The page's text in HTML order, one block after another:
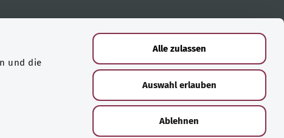
und die
Alle zulassen
Auswahl erlauben
Ablehnen